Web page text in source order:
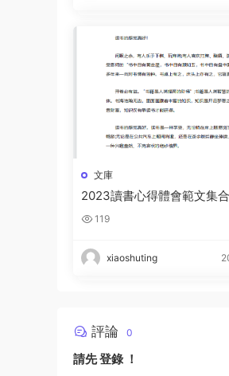
文庫
2023讀書心得體會範文集
119
xiaoshuting
評論 0
請先登錄！